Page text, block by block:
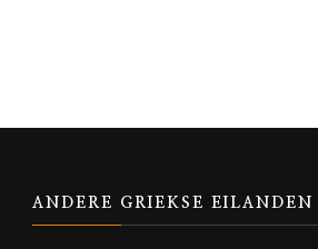
ANDERE GRIEKSE EILANDEN